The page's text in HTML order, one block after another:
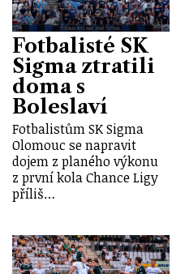
Fotbalisté SK
Sigma ztratili
doma s
Boleslaví
Fotbalistům SK Sigma
Olomouc se napravit
dojem z planého výkonu
z první kola Chance Ligy
příliš…